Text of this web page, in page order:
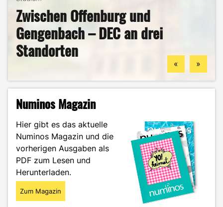
hat
Zwischen Offenburg und
Gengenbach – DEC an drei
Standorten
– und warum du hier deine
berufliche Zukunft finden
könntest
Studium
Mein ehrlicher DEC-Survival-
Guide durch das Wintersemester
Studentenleben
Ästhetik, Sport und
Zukunftspläne: Aylin im Portrait
« »
Numinos Magazin
Hier gibt es das aktuelle
Numinos Magazin und die
vorherigen Ausgaben als
PDF zum Lesen und
Herunterladen.
Zum Magazin